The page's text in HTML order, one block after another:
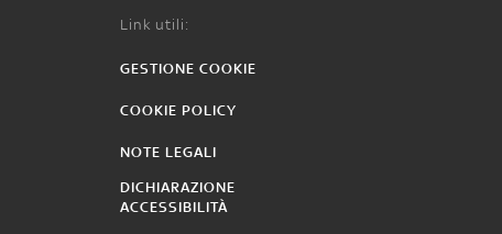
Link utili:
GESTIONE COOKIE
COOKIE POLICY
NOTE LEGALI
DICHIARAZIONE
ACCESSIBILITÀ